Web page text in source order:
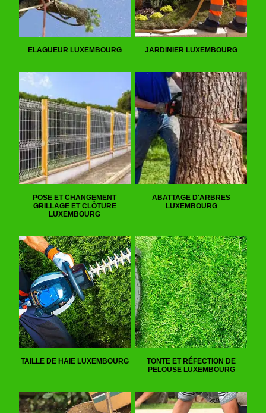
ELAGUEUR LUXEMBOURG JARDINIER LUXEMBOURG
POSE ET CHANGEMENT
GRILLAGE ET CLÔTURE
LUXEMBOURG
ABATTAGE D'ARBRES
LUXEMBOURG
TAILLE DE HAIE LUXEMBOURG
TONTE ET RÉFECTION DE
PELOUSE LUXEMBOURG